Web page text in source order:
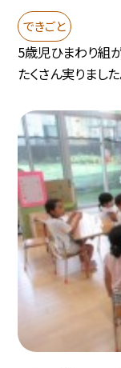
できごと
5歳児ひまわり組
たくさん実りまし